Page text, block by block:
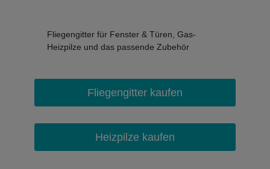
Fliegengitter für Fenster & Türen, Gas-
Heizpilze und das passende Zubehör
Fliegengitter kaufen
Heizpilze kaufen